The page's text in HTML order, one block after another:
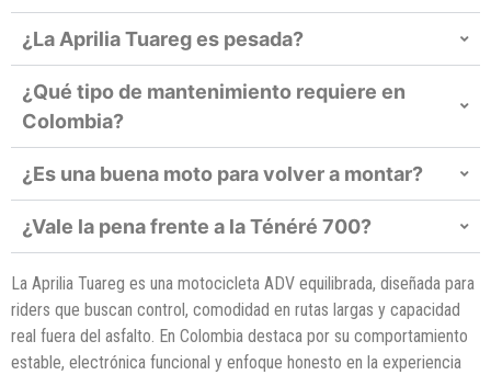
¿La Aprilia Tuareg es pesada?
¿Qué tipo de mantenimiento requiere en
Colombia?
¿Es una buena moto para volver a montar?
¿Vale la pena frente a la Ténéré 700?
La Aprilia Tuareg es una motocicleta ADV equilibrada, diseñada para
riders que buscan control, comodidad en rutas largas y capacidad
real fuera del asfalto. En Colombia destaca por su comportamiento
estable, electrónica funcional y enfoque honesto en la experiencia